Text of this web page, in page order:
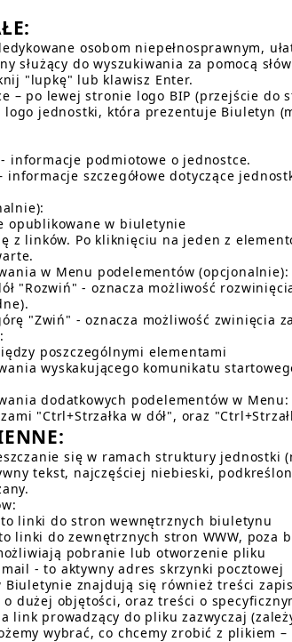
osobom niepełnosprawnym,
służący do wyszukiwania za pomocą
"lupkę" lub klawisz Enter.
– po lewej stronie logo BIP (przejście do
jednostki, która prezentuje Biuletyn
informacje podmiotowe o jednostce.
informacje szczegółowe dotyczące
opublikowane w biuletynie
z linków. Po kliknięciu na jeden z
w Menu podelementów (opcjonalnie):
"Rozwiń" - oznacza możliwość
"Zwiń" - oznacza możliwość zwinięcia
:
poszczególnymi elementami
wyskakującego komunikatu
dodatkowych podelementów w
"Ctrl+Strzałka w dół", oraz
się w ramach struktury jednostki
tekst, najczęściej niebieski,
linki do stron wewnętrznych biuletynu
linki do zewnętrznych stron WWW, poza
pobranie lub otworzenie pliku
- to aktywny adres skrzynki pocztowej
Biuletynie znajdują się również treści
o dużej objętości, oraz treści o
link prowadzący do pliku zazwyczaj
wybrać, co chcemy zrobić z plikiem